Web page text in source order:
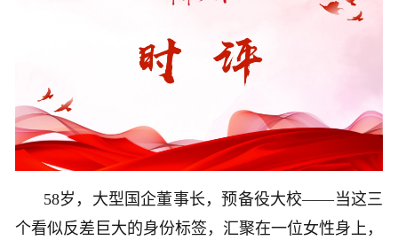
58岁，大型国企董事长，预备役大校——当这三
个看似反差巨大的身份标签，汇聚在一位女性身上，